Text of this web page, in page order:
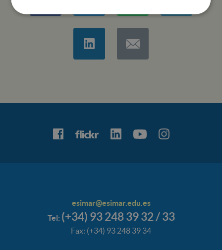
esimar@esimar.edu.es
Tel: (+34) 93 248 39 32 / 33
Fax: (+34) 93 248 39 34